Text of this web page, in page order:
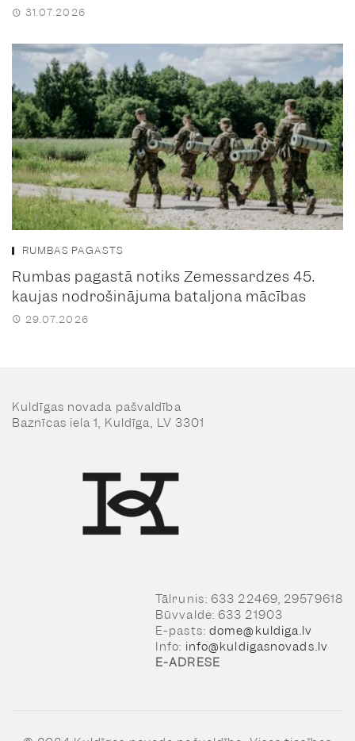
31.07.2026
RUMBAS PAGASTS
Rumbas pagastā notiks Zemessardzes 45.
kaujas nodrošinājuma bataljona mācības
29.07.2026
Kuldīgas novada pašvaldība
Baznīcas iela 1, Kuldīga, LV 3301
Tālrunis: 633 22469, 29579618
Būvvalde: 633 21903
E-pasts: dome@kuldiga.lv
Info: info@kuldigasnovads.lv
E-ADRESE